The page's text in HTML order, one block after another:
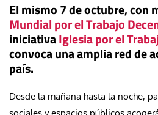
El mismo 7 de octubre, con
Mundial por el Trabajo
iniciativaIglesia por el
convoca una amplia red de
país.
Desde la mañana hasta la noche,